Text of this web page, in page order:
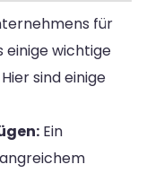
für
einige wichtige
sind einige
Ein